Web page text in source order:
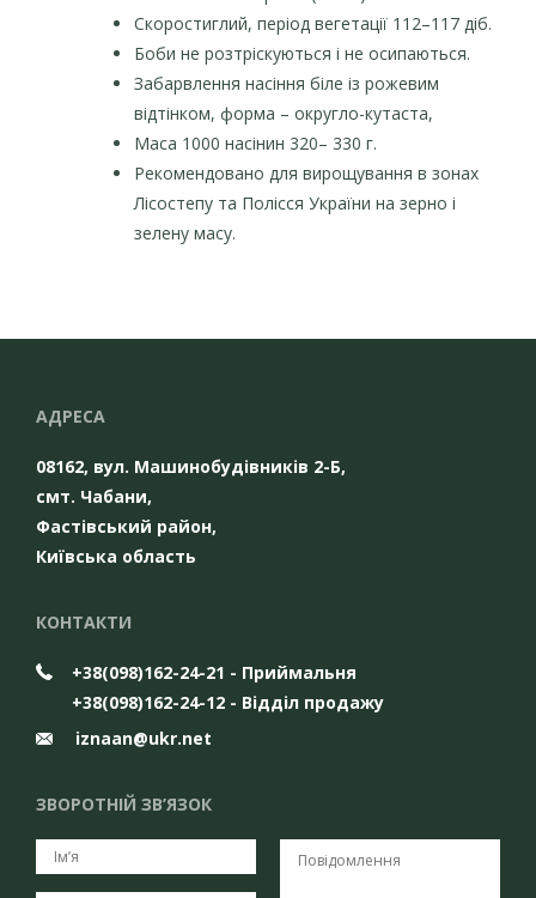
Cкоростиглий, період вегетації 112–117 діб.
Боби не розтріскуються і не осипаються.
Забарвлення насіння біле із рожевим
відтінком, форма – округло-кутаста,
Маса 1000 насінин 320– 330 г.
Рекомендовано для вирощування в зонах
Лісостепу та Полісся України на зерно і
зелену масу.
АДРЕСА
08162, вул. Машинобудівників 2-Б,
смт. Чабани,
Фастівський район,
Київська область
КОНТАКТИ
+38(098)162-24-21 - Приймальня
+38(098)162-24-12 - Відділ продажу
iznaan@ukr.net
ЗВОРОТНІЙ ЗВ’ЯЗОК